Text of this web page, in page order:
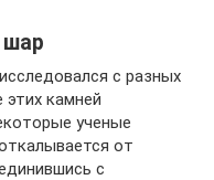
шар
с разных
этих камней
ученые
от
с